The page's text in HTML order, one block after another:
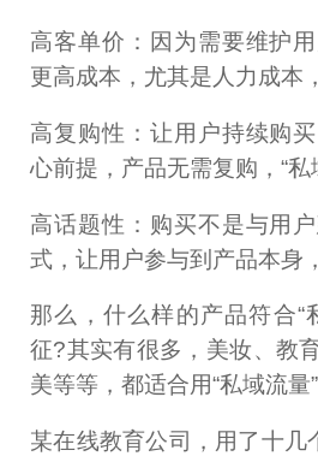
高客单价：因为需要维护
更高成本，尤其是人力成本
高复购性：让用户持续购
心前提，产品无需复购，“私
高话题性：购买不是与用
式，让用户参与到产品本身
那么，什么样的产品符合“
征?其实有很多，美妆、教
美等等，都适合用“私域流量
某在线教育公司，用了十几